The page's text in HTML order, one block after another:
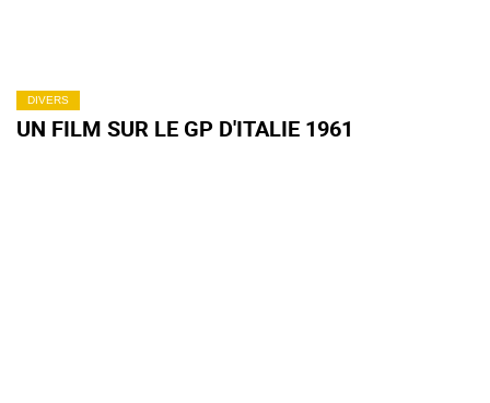
DIVERS
UN FILM SUR LE GP D'ITALIE 1961